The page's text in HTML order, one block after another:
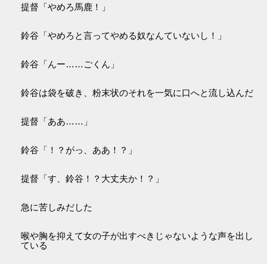
提督「やめろ馬鹿！」
鈴谷「やめろと言ってやめる奴なんていないし！」
鈴谷「んー……ごくん」
鈴谷は袋を破き、粉末状のそれを一気に口へと流し込んだ
提督「ああ……」
鈴谷「！？がっ、ああ！？」
提督「す、鈴谷！？大丈夫か！？」
急に苦しみだした
喉や胸を抑えて女の子が出すべきじゃないような声を出し
ている